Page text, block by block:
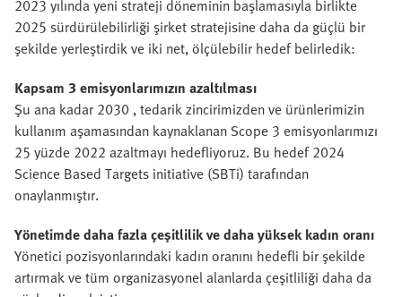
2023 yılında yeni strateji döneminin başlamasıyla birlikte
2025 sürdürülebilirliği şirket stratejisine daha da güçlü bir
şekilde yerleştirdik ve iki net, ölçülebilir hedef belirledik:
Kapsam 3 emisyonlarımızın azaltılması
Şu ana kadar 2030 , tedarik zincirimizden ve ürünlerimizin
kullanım aşamasından kaynaklanan Scope 3 emisyonlarımızı
25 yüzde 2022 azaltmayı hedefliyoruz. Bu hedef 2024
Science Based Targets initiative (SBTi) tarafından
onaylanmıştır.
Yönetimde daha fazla çeşitlilik ve daha yüksek kadın oranı
Yönetici pozisyonlarındaki kadın oranını hedefli bir şekilde
artırmak ve tüm organizasyonel alanlarda çeşitliliği daha da